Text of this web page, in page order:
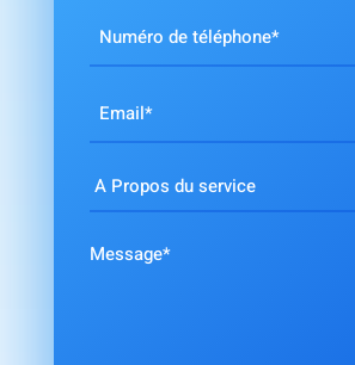
de
téléphone
Choix
du
Message